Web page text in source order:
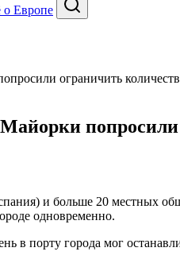
Search
попросили
и больше 20 местных
одновременно.
в порту города мог